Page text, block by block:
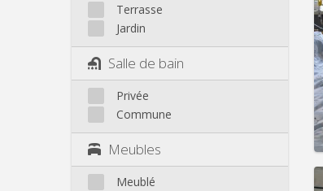
Terrasse
Jardin
Salle de bain
Privée
Commune
Meubles
Meublé